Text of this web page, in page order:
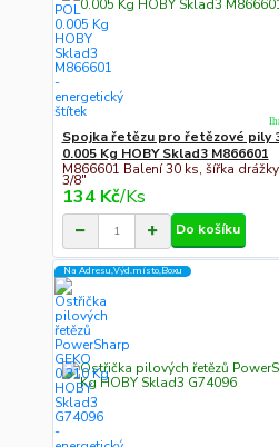
Spojka řetězu pro řetězové pily
0.005 Kg HOBY Sklad3 M866601
M866601 Balení 30 ks, šířka
3/8"
134 Kč/Ks
Do košíku
Na Adresu,Výd.místo,Boxu